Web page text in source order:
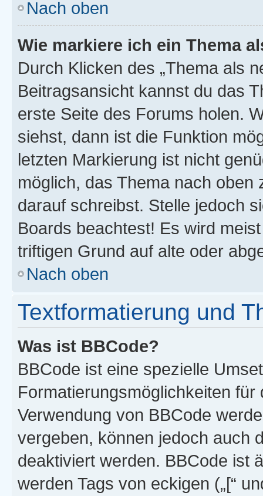
Nach oben
Wie markiere ich ein Thema
Durch Klicken des „Thema als
Beitragsansicht kannst du das
erste Seite des Forums holen.
siehst, dann ist die Funktion
letzten Markierung ist nicht
möglich, das Thema nach oben
darauf schreibst. Stelle jedoch
Boards beachtest! Es wird
triftigen Grund auf alte oder
Nach oben
Textformatierung und
Was ist BBCode?
BBCode ist eine spezielle
Formatierungsmöglichkeiten
Verwendung von BBCode
vergeben, können jedoch auch
deaktiviert werden. BBCode ist
werden Tags von eckigen („[“